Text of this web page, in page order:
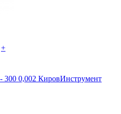
+
0,002 КировИнструмент